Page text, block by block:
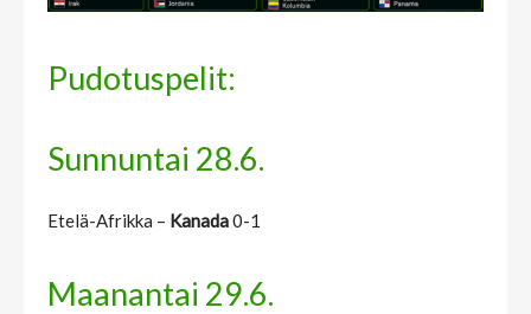
Pudotuspelit:
Sunnuntai 28.6.
Etelä-Afrikka – Kanada0-1
Maanantai 29.6.